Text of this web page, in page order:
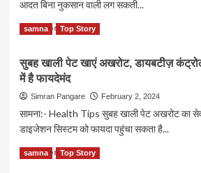
रायगढ़
जिले
पहुंचे,हुआआत्मीय
आदत बिना नुकसान वाली लग सकती...
Read MoreRead
more
टायलेट
में
फ़ोन
का
जान
samna Top Story
सुबह खाली पेट खाएं अखरोट, डायबटीज़
में है फायदेमंद
Simran Pangare February 2, 2024
सामना:- Health Tips सुबह खाली पेट अखरोट का
डाइजेशन सिस्टम को फायदा पहुंचा सकता है...
Read MoreRead
more
samna Top Story